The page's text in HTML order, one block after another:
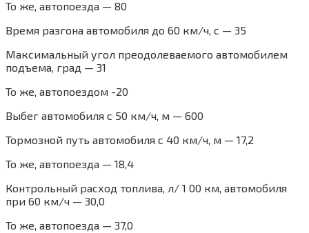
То же, автопоезда — 80
Время разгона автомобиля до 60 км/ч, с — 35
Максимальный угол преодолеваемого автомобилем
подъема, град — 31
То же, автопоездом -20
Выбег автомобиля с 50 км/ч, м — 600
Тормозной путь автомобиля с 40 км/ч, м — 17,2
То же, автопоезда — 18,4
Контрольный расход топлива, л/ 1 00 км, автомобиля
при 60 км/ч — 30,0
То же, автопоезда — 37,0